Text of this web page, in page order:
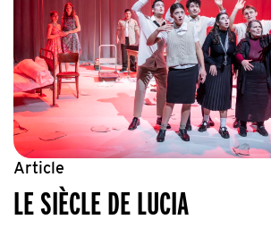
LE SIÈCLE DE LUCIA
Article